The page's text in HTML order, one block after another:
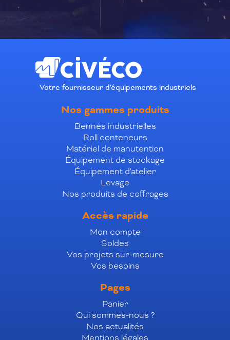
Votre fournisseur d'équipements industriels
Nos gammes produits
Bennes industrielles
Roll conteneurs
Matériel de manutention
Équipement de stockage
Équipement d'atelier
Levage
Nos produits de coffrages
Accès rapide
Mon compte
Soldes
Vos projets sur-mesure
Vos besoins
Pages
Panier
Qui sommes-nous ?
Nos actualités
Mentions légales